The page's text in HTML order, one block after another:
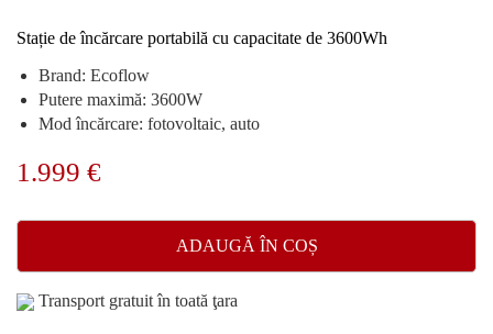
Stație de încărcare portabilă cu capacitate de 3600Wh
Brand: Ecoflow
Putere maximă: 3600W
Mod încărcare: fotovoltaic, auto
1.999 €
ADAUGĂ ÎN COȘ
Transport gratuit în toată ţara